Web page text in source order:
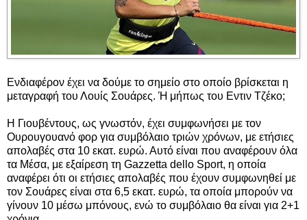
Ενδιαφέρον έχει να δούμε το σημείο στο οποίο βρίσκεται η
μεταγραφή του Λουίς Σουάρες. Ή μήπως του Εντιν Τζέκο;
Η Γιουβέντους, ως γνωστόν, έχει συμφωνήσει με τον
Ουρουγουανό φορ για συμβόλαιο τριών χρόνων, με ετήσιες
απολαβές στα 10 εκατ. ευρώ. Αυτό είναι που αναφέρουν όλα
τα Μέσα, με εξαίρεση τη Gazzetta dello Sport, η οποία
αναφέρει ότι οι ετήσιες απολαβές που έχουν συμφωνηθεί με
τον Σουάρες είναι στα 6,5 εκατ. ευρώ, τα οποία μπορούν να
γίνουν 10 μέσω μπόνους, ενώ το συμβόλαιο θα είναι για 2+1